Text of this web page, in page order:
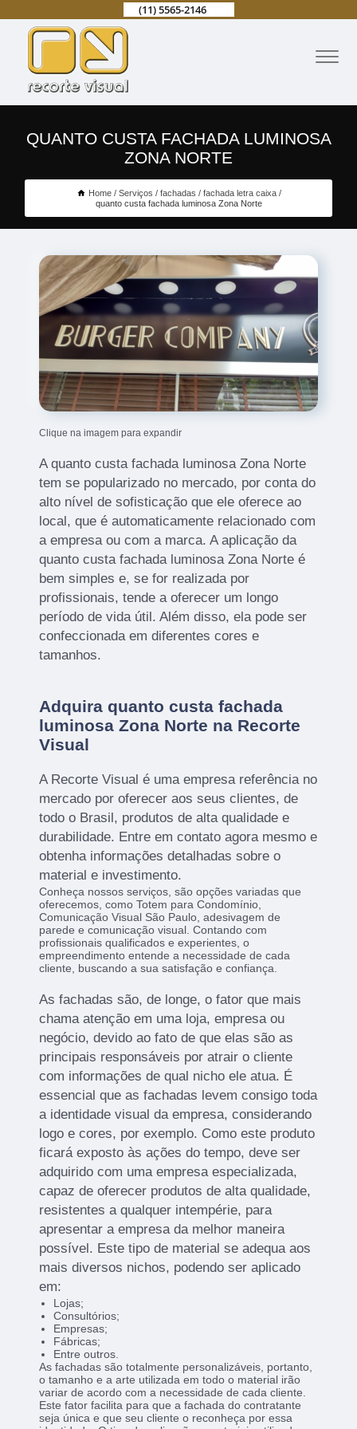
(11) 5565-2146
QUANTO CUSTA FACHADA LUMINOSA
ZONA NORTE
Home Serviços fachadas
fachada letra caixa
quanto custa fachada luminosa Zona Norte
Clique na imagem para expandir
A quanto custa fachada luminosa Zona Norte
tem se popularizado no mercado, por conta do
alto nível de sofisticação que ele oferece ao
local, que é automaticamente relacionado com
a empresa ou com a marca. A aplicação da
quanto custa fachada luminosa Zona Norte é
bem simples e, se for realizada por
profissionais, tende a oferecer um longo
período de vida útil. Além disso, ela pode ser
confeccionada em diferentes cores e
tamanhos.
Adquira quanto custa fachada
luminosa Zona Norte na Recorte
Visual
A Recorte Visual é uma empresa referência no
mercado por oferecer aos seus clientes, de
todo o Brasil, produtos de alta qualidade e
durabilidade. Entre em contato agora mesmo e
obtenha informações detalhadas sobre o
material e investimento.
Conheça nossos serviços, são opções variadas que
oferecemos, como Totem para Condomínio,
Comunicação Visual São Paulo, adesivagem de
parede e comunicação visual. Contando com
profissionais qualificados e experientes, o
empreendimento entende a necessidade de cada
cliente, buscando a sua satisfação e confiança.
As fachadas são, de longe, o fator que mais
chama atenção em uma loja, empresa ou
negócio, devido ao fato de que elas são as
principais responsáveis por atrair o cliente
com informações de qual nicho ele atua. É
essencial que as fachadas levem consigo toda
a identidade visual da empresa, considerando
logo e cores, por exemplo. Como este produto
ficará exposto às ações do tempo, deve ser
adquirido com uma empresa especializada,
capaz de oferecer produtos de alta qualidade,
resistentes a qualquer intempérie, para
apresentar a empresa da melhor maneira
possível. Este tipo de material se adequa aos
mais diversos nichos, podendo ser aplicado
em:
Lojas;
Consultórios;
Empresas;
Fábricas;
Entre outros.
As fachadas são totalmente personalizáveis, portanto,
o tamanho e a arte utilizada em todo o material irão
variar de acordo com a necessidade de cada cliente.
Este fator facilita para que a fachada do contratante
seja única e que seu cliente o reconheça por essa